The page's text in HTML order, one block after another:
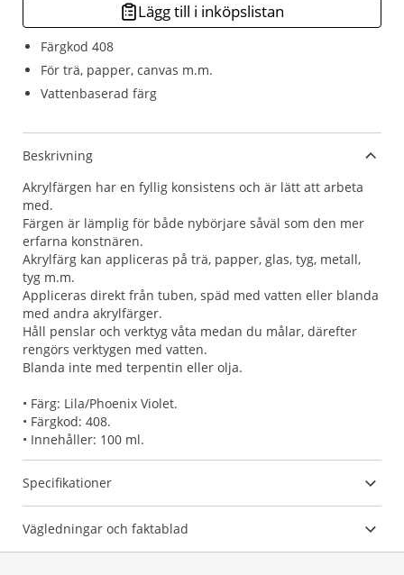
Färgkod 408
För trä, papper, canvas m.m.
Vattenbaserad färg
Lägg till i inköpslistan
Beskrivning
Akrylfärgen har en fyllig konsistens och är lätt att arbeta
med.
Färgen är lämplig för både nybörjare såväl som den mer
erfarna konstnären.
Akrylfärg kan appliceras på trä, papper, glas, tyg, metall,
tyg m.m.
Appliceras direkt från tuben, späd med vatten eller blanda
med andra akrylfärger.
Håll penslar och verktyg våta medan du målar, därefter
rengörs verktygen med vatten.
Blanda inte med terpentin eller olja.
• Färg: Lila/Phoenix Violet.
• Färgkod: 408.
• Innehåller: 100 ml.
Specifikationer
Vägledningar och faktablad